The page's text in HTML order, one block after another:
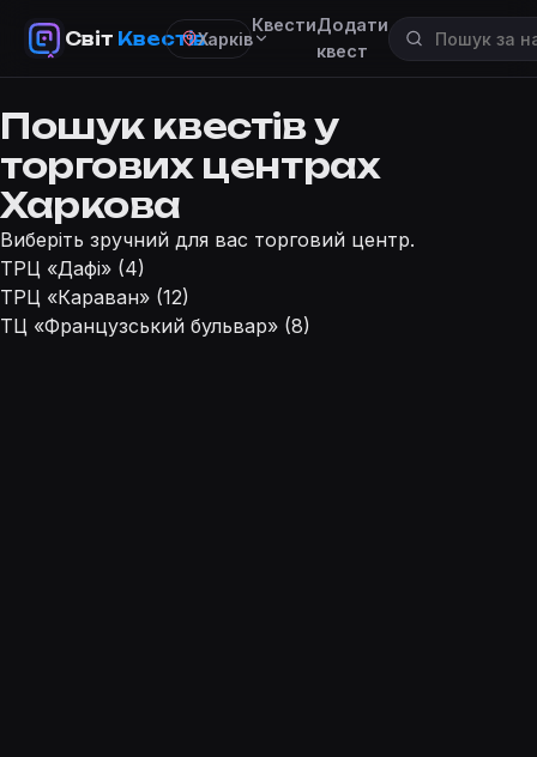
Світ КвестівХарків
КвестиДодати
квест
Пошук квестів у
торгових центрах
Харкова
Виберіть зручний для вас торговий центр.
ТРЦ «Дафі» (4)
ТРЦ «Караван» (12)
ТЦ «Французський бульвар» (8)